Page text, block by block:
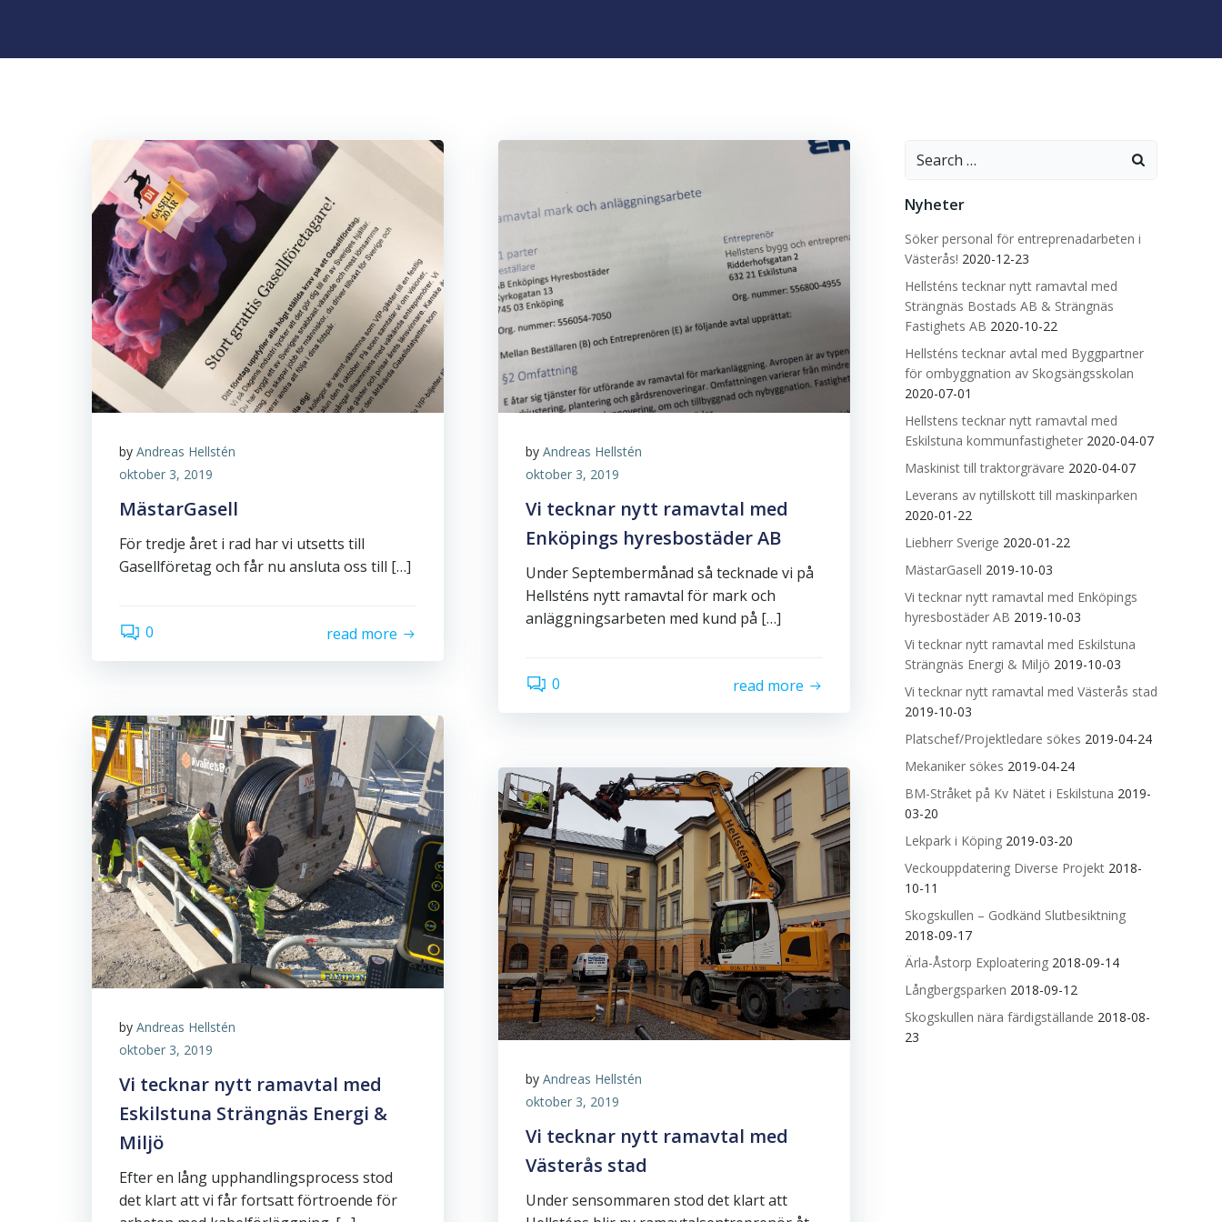
by Andreas Hellstén
oktober 3, 2019
MästarGasell
För tredje året i rad har vi utsetts till
Gasellföretag och får nu ansluta oss till […]
0 read more
by Andreas Hellstén
oktober 3, 2019
Vi tecknar nytt ramavtal med
Enköpings hyresbostäder AB
Under Septembermånad så tecknade vi på
Hellsténs nytt ramavtal för mark och
anläggningsarbeten med kund på […]
0 read more
by Andreas Hellstén
oktober 3, 2019
Vi tecknar nytt ramavtal med
Eskilstuna Strängnäs Energi &
Miljö
Efter en lång upphandlingsprocess stod
det klart att vi får fortsatt förtroende för
by Andreas Hellstén
oktober 3, 2019
Vi tecknar nytt ramavtal med
Västerås stad
Under sensommaren stod det klart att
Search
Nyheter
Söker personal för entreprenadarbeten i
Västerås! 2020-12-23
Hellsténs tecknar nytt ramavtal med
Strängnäs Bostads AB & Strängnäs
Fastighets AB 2020-10-22
Hellsténs tecknar avtal med Byggpartner
för ombyggnation av Skogsängsskolan
2020-07-01
Hellstens tecknar nytt ramavtal med
Eskilstuna kommunfastigheter 2020-04-07
Maskinist till traktorgrävare 2020-04-07
Leverans av nytillskott till maskinparken
2020-01-22
Liebherr Sverige 2020-01-22
MästarGasell 2019-10-03
Vi tecknar nytt ramavtal med Enköpings
hyresbostäder AB 2019-10-03
Vi tecknar nytt ramavtal med Eskilstuna
Strängnäs Energi & Miljö 2019-10-03
Vi tecknar nytt ramavtal med Västerås stad
2019-10-03
Platschef/Projektledare sökes 2019-04-24
Mekaniker sökes 2019-04-24
BM-Stråket på Kv Nätet i Eskilstuna 2019-
03-20
Lekpark i Köping 2019-03-20
Veckouppdatering Diverse Projekt 2018-
10-11
Skogskullen – Godkänd Slutbesiktning
2018-09-17
Ärla-Åstorp Exploatering 2018-09-14
Långbergsparken 2018-09-12
Skogskullen nära färdigställande 2018-08-
23